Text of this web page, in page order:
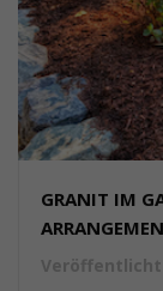
GRANIT IM
Veröffentlicht